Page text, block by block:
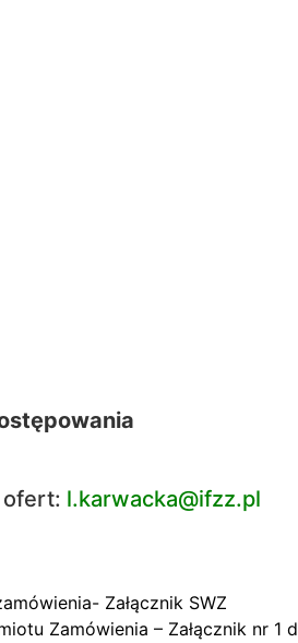
ofert: l.karwacka@ifzz.pl
Załącznik SWZ
Zamówienia – Załącznik nr 1